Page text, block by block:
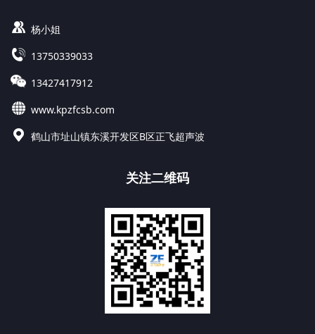
杨小姐
13750339033
13427417912
www.kpzfcsb.com
鹤山市址山镇东溪开发区B区正飞超声波
关注二维码